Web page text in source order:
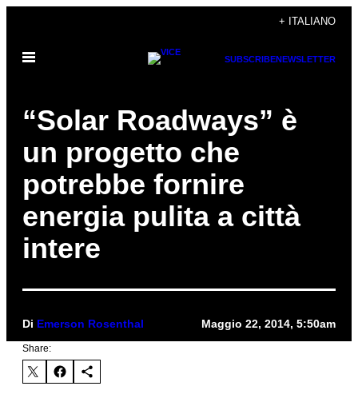
contenuto
+ ITALIANO
Apri
SUBSCRIBENEWSLETTER
“Solar Roadways” è
un progetto che
potrebbe fornire
energia pulita a città
intere
Di Emerson Rosenthal Maggio 22, 2014, 5:50am
Share: